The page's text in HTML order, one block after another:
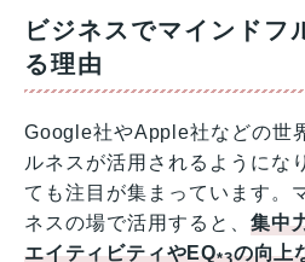
ビジネスでマインドフ
る理由
Google社やApple社などの世
ルネスが活用されるようにな
ても注目が集まっています。
ネスの場で活用すると、集中
エイティビティやEQ
の向上